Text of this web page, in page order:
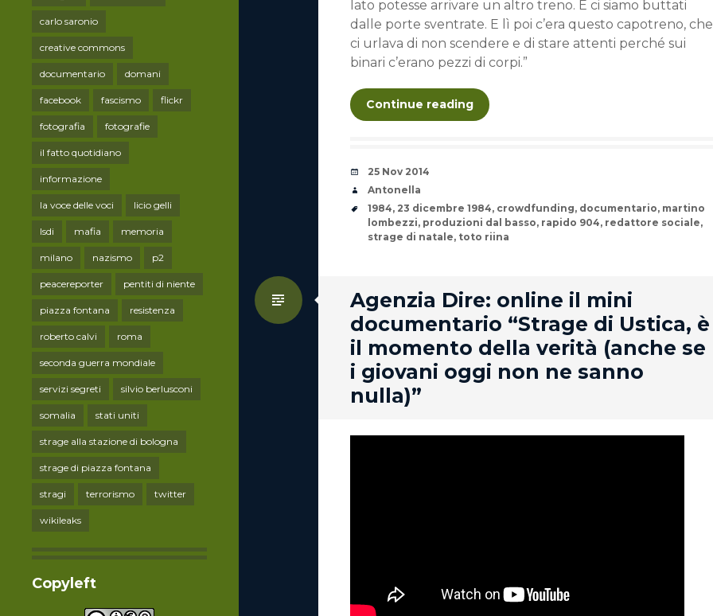
carlo saronio
creative commons
documentario domani
facebook fascismo flickr
fotografia fotografie
il fatto quotidiano
informazione
la voce delle voci licio gelli
lsdi mafia memoria
milano nazismo p2
peacereporter pentiti di niente
piazza fontana resistenza
roberto calvi roma
seconda guerra mondiale
servizi segreti silvio berlusconi
somalia stati uniti
strage alla stazione di bologna
strage di piazza fontana
stragi terrorismo twitter
wikileaks
Copyleft
lato potesse arrivare un altro treno. E ci siamo buttati
dalle porte sventrate. E lì poi c’era questo capotreno, che
ci urlava di non scendere e di stare attenti perché sui
binari c’erano pezzi di corpi.”
Continue reading
Date
25 Nov 2014
Author
Antonella
Tags
1984, 23 dicembre 1984, crowdfunding, documentario, martino
lombezzi, produzioni dal basso, rapido 904, redattore sociale,
strage di natale, toto riina
Agenzia Dire: online il mini
documentario “Strage di Ustica, è
il momento della verità (anche se
i giovani oggi non ne sanno
nulla)”
Standard